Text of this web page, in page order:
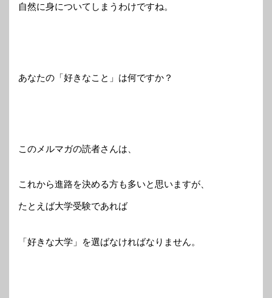
自然に身についてしまうわけですね。
あなたの「好きなこと」は何ですか？
このメルマガの読者さんは、
これから進路を決める方も多いと思いますが、
たとえば大学受験であれば
「好きな大学」を選ばなければなりません。